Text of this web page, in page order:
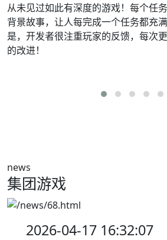
从未见过如此有深度的游戏！每个任
背景故事，让人每完成一个任务都充
是，开发者很注重玩家的反馈，每次
的改进！
news
集团游戏
2026-04-17 16:32:07